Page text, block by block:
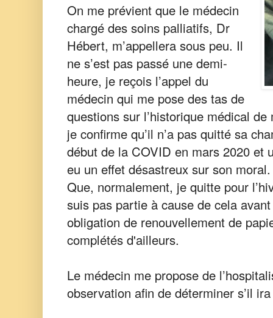
On me prévient que le médecin
chargé des soins palliatifs, Dr
Hébert, m’appellera sous peu. Il
ne s’est pas passé une demi-
heure, je reçois l’appel du
médecin qui me pose des tas de
questions sur l’historique médical
je confirme qu’il n’a pas quitté sa
début de la COVID en mars 2020 et
eu un effet désastreux sur son
Que, normalement, je quitte pour
suis pas partie à cause de cela
obligation de renouvellement de
complétés d'ailleurs.
Le médecin me propose de
observation afin de déterminer s’il